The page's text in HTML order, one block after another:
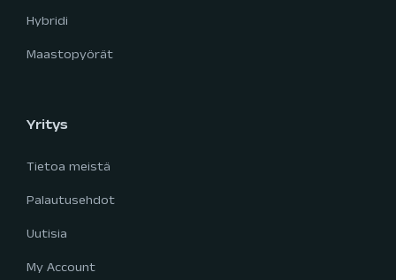
Hybridi
Maastopyörät
Yritys
Tietoa meistä
Palautusehdot
Uutisia
My Account